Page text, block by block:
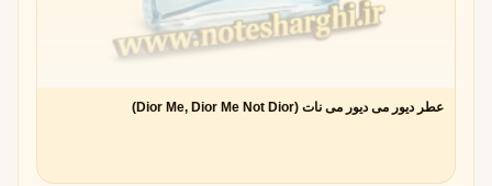
عطر دیور می دیور می نات (Dior Me, Dior Me Not Dior)